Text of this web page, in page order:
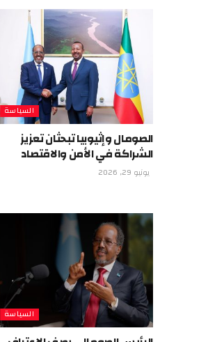
السياسة
الصومال وإثيوبيا تبحثان تعزيز
الشراكة في الأمن والاقتصاد
يونيو 29, 2026
السياسة